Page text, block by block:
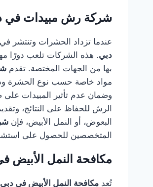
شركة رش مبيدات في
عندما تزداد الحشرات وتنتشر
دبي. هذه الشركات تلعب دورًا
بها من الجهات المختصة. تقدم
مواد خاصة حسب نوع الحشرة
وضمان عدم تأثير المبيدات
الرش للحفاظ على النتائج،
البعوض، أو النمل الأبيض، فإن
المتخصصين للحصول على
مكافحة النمل الأبيض
تُعدمكافحة النمل الأبيض في دبي